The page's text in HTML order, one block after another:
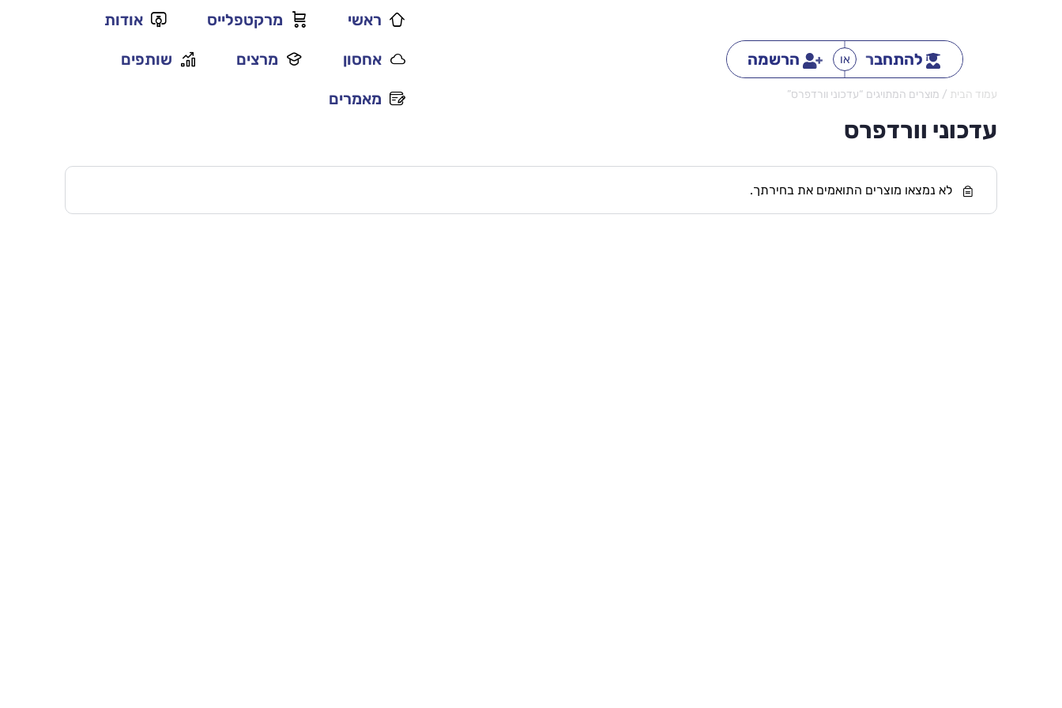
להתחבר או הרשמה
ראשי מרקטפלייס אודות
אחסון מרצים שותפים
מאמרים עמוד הבית / מוצרים המתויגים “עדכוני וורדפרס”
עדכוני וורדפרס
לא נמצאו מוצרים התואמים את בחירתך.